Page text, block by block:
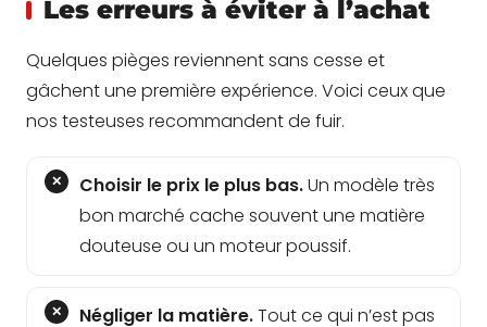
Les erreurs à éviter à l’achat
Quelques pièges reviennent sans cesse et
gâchent une première expérience. Voici ceux que
nos testeuses recommandent de fuir.
Choisir le prix le plus bas.Un modèle très
bon marché cache souvent une matière
douteuse ou un moteur poussif.
Négliger la matière.Tout ce qui n’est pas